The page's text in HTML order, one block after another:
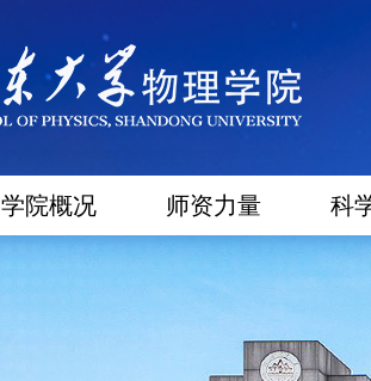
学院概况 师资力量 科